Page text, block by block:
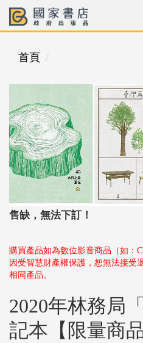
首頁
售缺，無法下訂！
購買產品如為數位影音商品（如：
因受智慧財產權保護，恕無法接受
相同產品。
2020年林務局
記本【限量商